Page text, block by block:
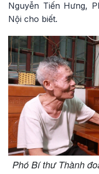
Nguyễn Tiến Hưng,
Nội cho biết.
Phó Bí thư Thành